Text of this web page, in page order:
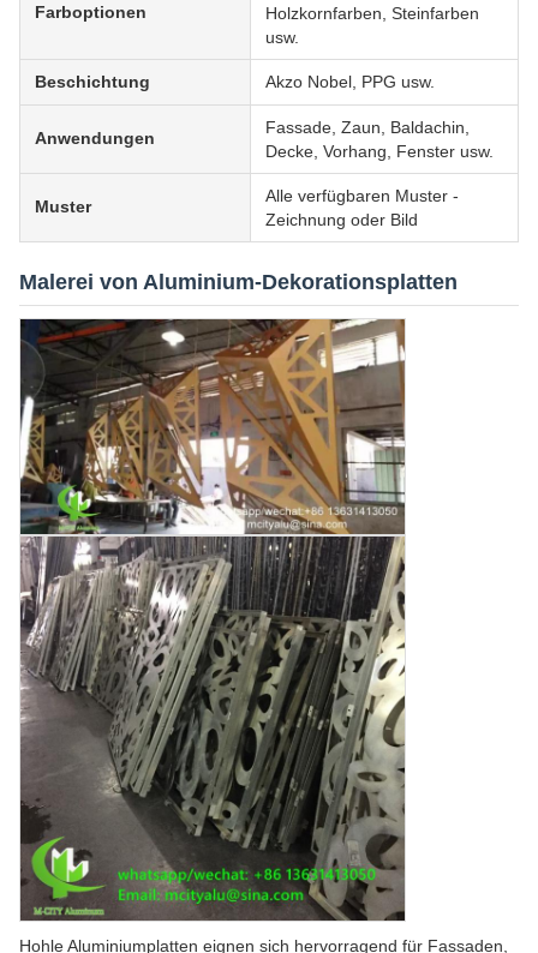
Farboptionen
Holzkornfarben, Steinfarben
usw.
Beschichtung Akzo Nobel, PPG usw.
Anwendungen
Fassade, Zaun, Baldachin,
Decke, Vorhang, Fenster usw.
Muster
Alle verfügbaren Muster -
Zeichnung oder Bild
Malerei von Aluminium-Dekorationsplatten
Hohle Aluminiumplatten eignen sich hervorragend für Fassaden,